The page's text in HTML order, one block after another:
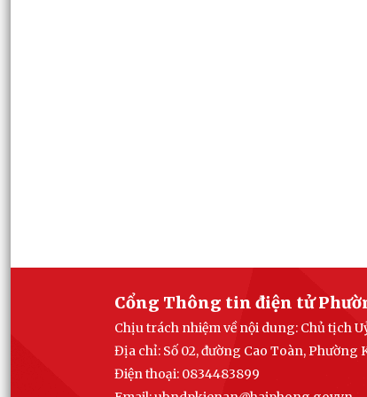
Cổng Thông tin điện tử
Chịu trách nhiệm về nội dung: Chủ tịch
Địa chỉ: Số 02, đường Cao Toàn, Phường
Điện thoại: 0834483899